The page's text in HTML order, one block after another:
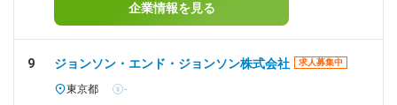
企業情報を見る
9 ジョンソン・エンド・ジョンソン株式会社 求人募集中
東京都 -